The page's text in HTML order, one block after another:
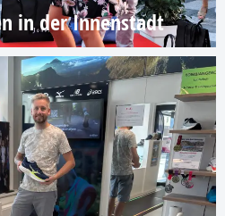
in der Innenstadt